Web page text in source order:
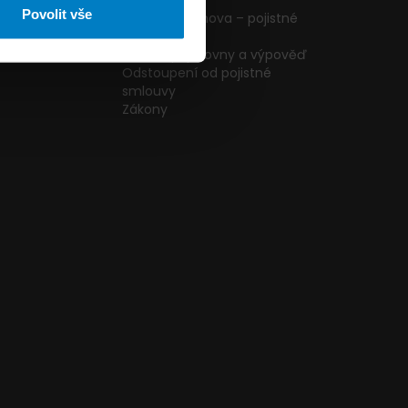
Povolit vše
Pojištění domova – pojistné
podmínky
Změna pojišťovny a výpověď
Odstoupení od pojistné
smlouvy
Zákony